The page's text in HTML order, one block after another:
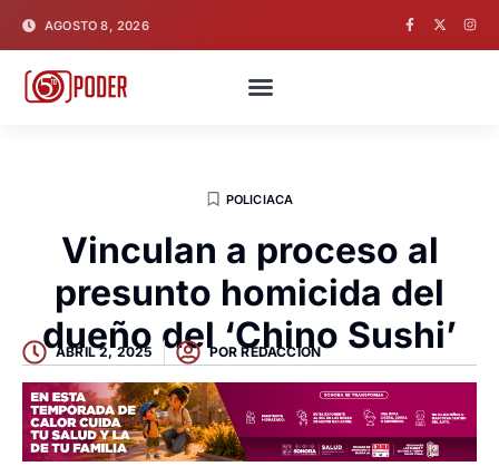
AGOSTO 8, 2026
POLICIACA
Vinculan a proceso al
presunto homicida del
dueño del ‘Chino Sushi’
ABRIL 2, 2025 POR REDACCION